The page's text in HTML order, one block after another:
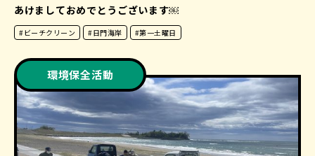
あけましておめでとうございます￼
#ビーチクリーン #日門海岸 #第一土曜日
環境保全活動